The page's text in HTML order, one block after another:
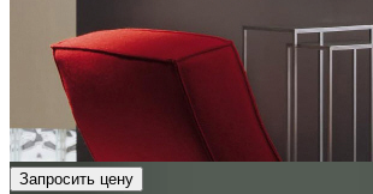
Запросить цену